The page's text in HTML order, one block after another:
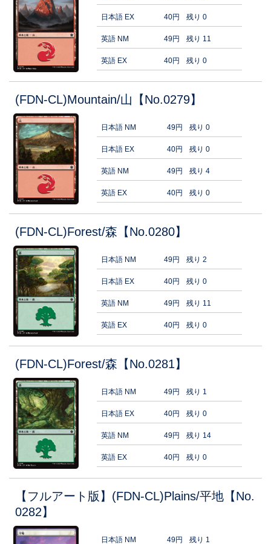
日本語 EX 40円 残り 0
英語 NM 49円 残り 11
英語 EX 40円 残り 0
(FDN-CL)Mountain/山【No.0279】
日本語 NM 49円 残り 0
日本語 EX 40円 残り 0
英語 NM 49円 残り 4
英語 EX 40円 残り 0
(FDN-CL)Forest/森【No.0280】
日本語 NM 49円 残り 2
日本語 EX 40円 残り 0
英語 NM 49円 残り 11
英語 EX 40円 残り 0
(FDN-CL)Forest/森【No.0281】
日本語 NM 49円 残り 1
日本語 EX 40円 残り 0
英語 NM 49円 残り 14
英語 EX 40円 残り 0
【フルアート版】(FDN-CL)Plains/平地【No.
0282】
日本語 NM 49円 残り 1